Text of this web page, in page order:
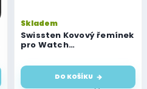
Swissten Kovový řemínek
pro Watch
černý
Skladem
DO KOŠÍKU